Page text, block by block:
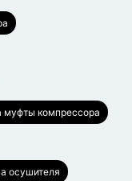
муфты компрессора
осушителя